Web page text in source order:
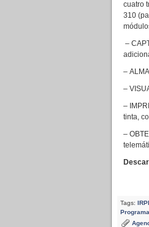
cuatro
310
–
–
–
–
tinta,
–
Tags: